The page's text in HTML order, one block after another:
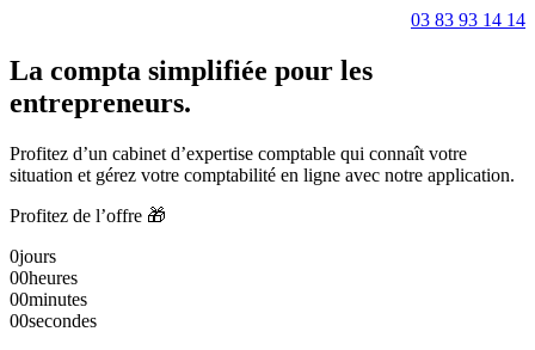
03 83 93 14 14
La compta simplifiée pour les
entrepreneurs.
Profitez d’un cabinet d’expertise comptable qui connaît votre
situation et gérez votre comptabilité en ligne avec notre application.
Profitez de l’offre 🎁
0jours
00heures
00minutes
00secondes